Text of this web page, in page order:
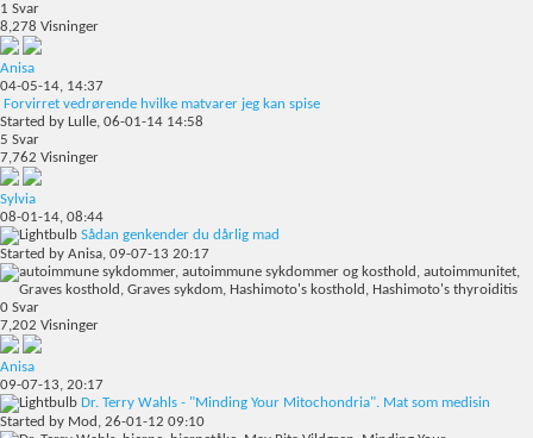
1 Svar
8,278 Visninger
Anisa
04-05-14, 14:37
Forvirret vedrørende hvilke matvarer jeg kan spise
Started by Lulle, 06-01-14 14:58
5 Svar
7,762 Visninger
Sylvia
08-01-14, 08:44
Sådan genkender du dårlig mad
Started by Anisa, 09-07-13 20:17
0 Svar
7,202 Visninger
Anisa
09-07-13, 20:17
Dr. Terry Wahls - "Minding Your Mitochondria". Mat som medisin
Started by Mod , 26-01-12 09:10